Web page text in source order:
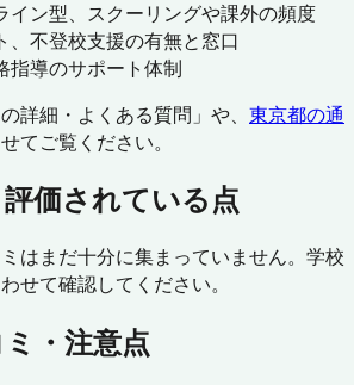
イン型、スクーリングや課外の頻度
、不登校支援の有無と窓口
指導のサポート体制
詳細・よくある質問」や、 東京都の通
てご覧ください。
価されている点
はまだ十分に集まっていません。学校
せて確認してください。
・注意点